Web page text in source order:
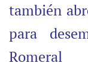
también
para
Romeral